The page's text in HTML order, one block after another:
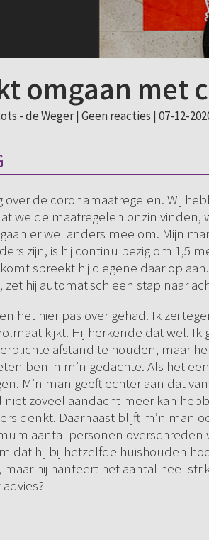
omgaan met
- de Weger | Geen reacties | 07-12-
over de coronamaatregelen. Wij
we de maatregelen onzin
er wel anders mee om. Mijn
zijn, is hij continu bezig om 1,5
spreekt hij diegene daar op
zet hij automatisch een stap naar
het hier pas over gehad. Ik zei
kijkt. Hij herkende dat wel.
afstand te houden, maar
ben in m’n gedachte. Als het
M’n man geeft echter aan dat
niet zoveel aandacht meer kan
denkt. Daarnaast blijft m’n man
aantal personen overschreden
dat hij bij hetzelfde huishouden
maar hij hanteert het aantal heel